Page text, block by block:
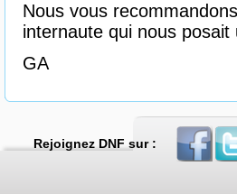
Nous vous
internaute qui nous
GA
Rejoignez DNF sur :